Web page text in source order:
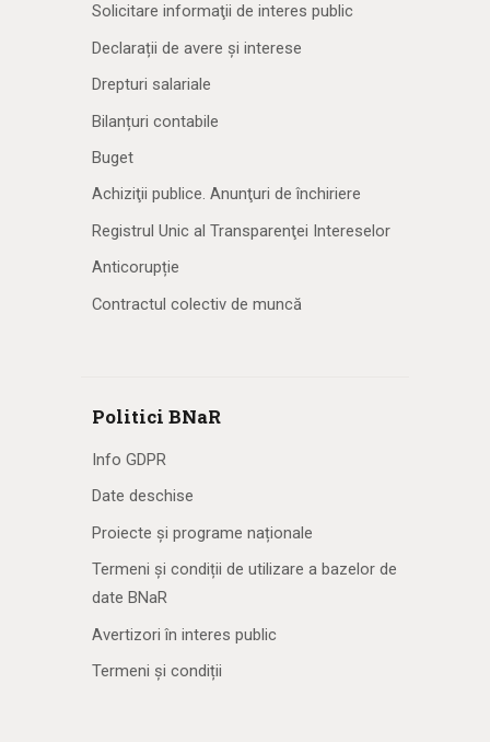
Solicitare informaţii de interes public
Declarații de avere și interese
Drepturi salariale
Bilanțuri contabile
Buget
Achiziţii publice. Anunţuri de închiriere
Registrul Unic al Transparenţei Intereselor
Anticorupție
Contractul colectiv de muncă
Politici BNaR
Info GDPR
Date deschise
Proiecte și programe naționale
Termeni și condiții de utilizare a bazelor de
date BNaR
Avertizori în interes public
Termeni și condiții